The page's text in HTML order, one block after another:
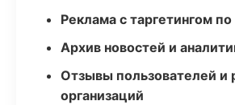
Реклама с таргетингом
Архив новостей и
Отзывы пользователей и
организаций